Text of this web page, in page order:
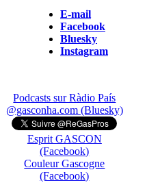
E-mail
Facebook
Bluesky
Instagram
Podcasts sur Ràdio País
@gasconha.com (Bluesky)
Esprit GASCON
(Facebook)
Couleur Gascogne
(Facebook)